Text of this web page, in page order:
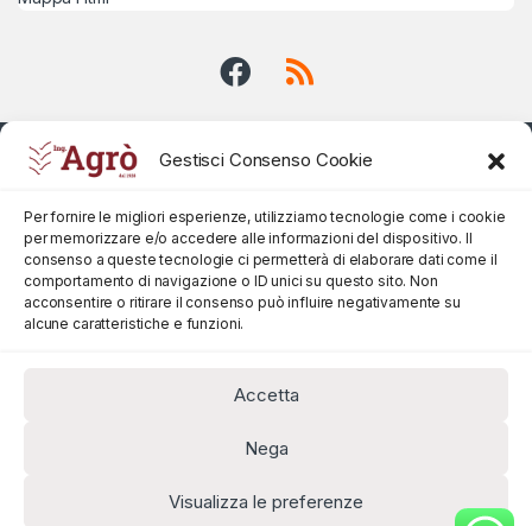
Gestisci Consenso Cookie
Per fornire le migliori esperienze, utilizziamo tecnologie come i cookie
per memorizzare e/o accedere alle informazioni del dispositivo. Il
consenso a queste tecnologie ci permetterà di elaborare dati come il
comportamento di navigazione o ID unici su questo sito. Non
acconsentire o ritirare il consenso può influire negativamente su
alcune caratteristiche e funzioni.
Accetta
Nega
Visualizza le preferenze